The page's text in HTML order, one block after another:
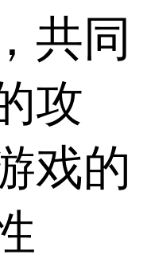
共同
攻
戏的